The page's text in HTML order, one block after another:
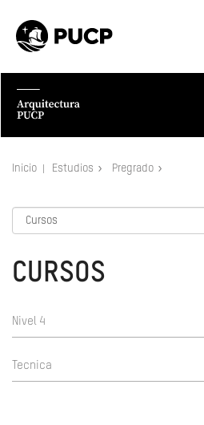
Inicio Estudios Pregrado
CURSOS
Nivel 4
Tecnica